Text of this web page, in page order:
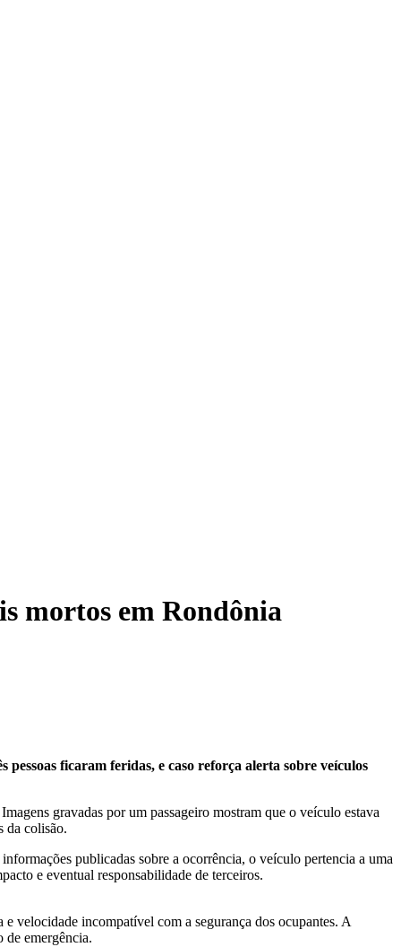
mortos em Rondônia
ficaram feridas, e caso reforça alerta sobre veículos
gravadas por um passageiro mostram que o veículo estava
da colisão.
publicadas sobre a ocorrência, o veículo pertencia a uma
e eventual responsabilidade de terceiros.
velocidade incompatível com a segurança dos ocupantes. A
de emergência.